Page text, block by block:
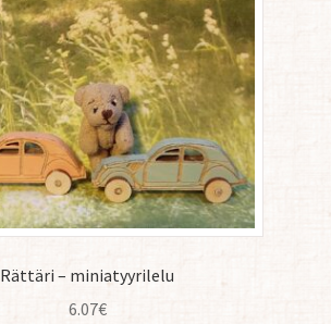
Rättäri – miniatyyrilelu
6.07€